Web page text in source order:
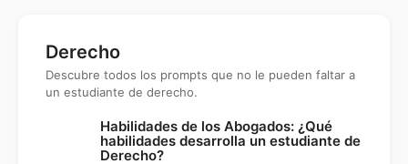
Derecho
Descubre todos los prompts que no le pueden faltar a
un estudiante de derecho.
Habilidades de los Abogados: ¿Qué
habilidades desarrolla un estudiante de
Derecho?